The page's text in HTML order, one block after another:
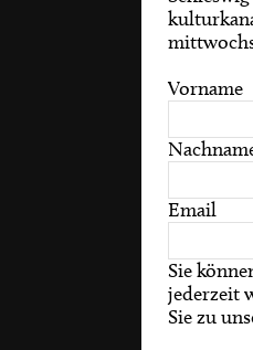
Vorname
Email
Sie
jederzeit
Sie zu